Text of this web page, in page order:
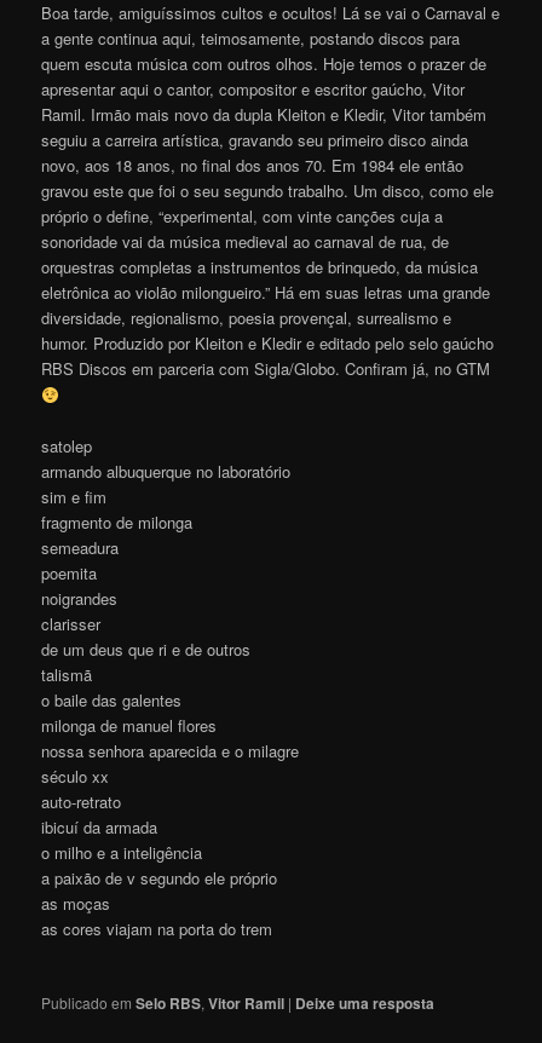
Boa tarde, amiguíssimos cultos e ocultos! Lá se vai o Carnaval e
a gente continua aqui, teimosamente, postando discos para
quem escuta música com outros olhos. Hoje temos o prazer de
apresentar aqui o cantor, compositor e escritor gaúcho, Vitor
Ramil. Irmão mais novo da dupla Kleiton e Kledir, Vitor também
seguiu a carreira artística, gravando seu primeiro disco ainda
novo, aos 18 anos, no final dos anos 70. Em 1984 ele então
gravou este que foi o seu segundo trabalho. Um disco, como ele
próprio o define, “experimental, com vinte canções cuja a
sonoridade vai da música medieval ao carnaval de rua, de
orquestras completas a instrumentos de brinquedo, da música
eletrônica ao violão milongueiro.” Há em suas letras uma grande
diversidade, regionalismo, poesia provençal, surrealismo e
humor. Produzido por Kleiton e Kledir e editado pelo selo gaúcho
RBS Discos em parceria com Sigla/Globo. Confiram já, no GTM
satolep
armando albuquerque no laboratório
sim e fim
fragmento de milonga
semeadura
poemita
noigrandes
clarisser
de um deus que ri e de outros
talismã
o baile das galentes
milonga de manuel flores
nossa senhora aparecida e o milagre
século xx
auto-retrato
ibicuí da armada
o milho e a inteligência
a paixão de v segundo ele próprio
as moças
as cores viajam na porta do trem
Publicado em Selo RBS,Vitor Ramil | Deixe uma resposta